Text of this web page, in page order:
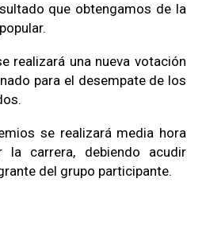
que obtengamos de la
realizará una nueva votación
para el desempate de los
se realizará media hora
la carrera, debiendo acudir
del grupo participante.